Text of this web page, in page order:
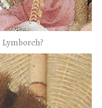
Lymborch?